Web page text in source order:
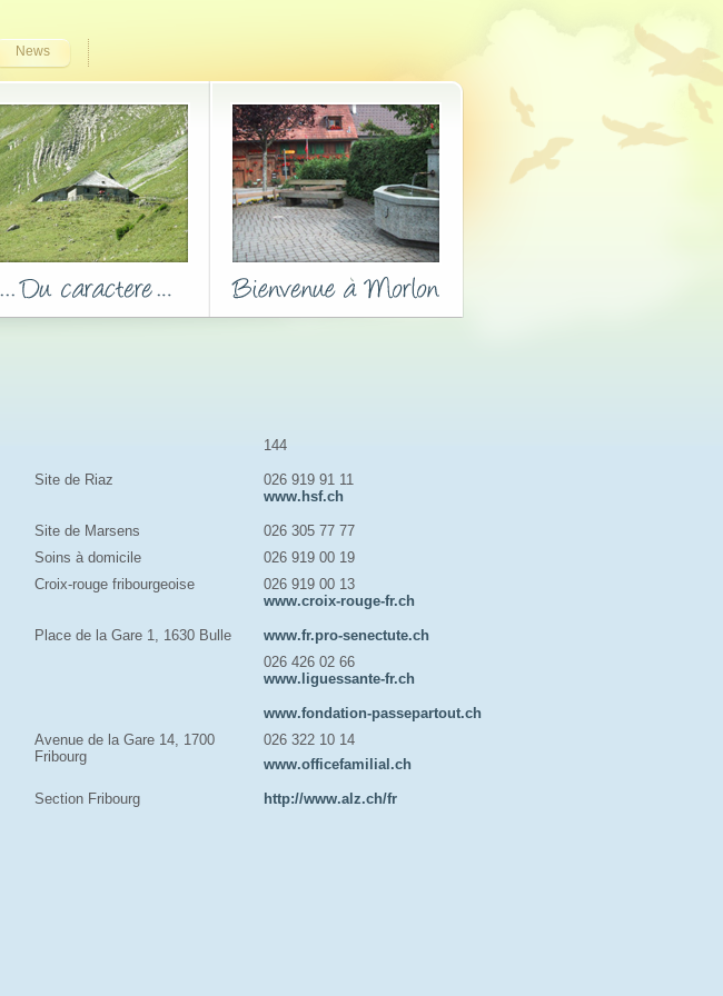
News
144
Site de Riaz
026 919 91 11
www.hsf.ch
Site de Marsens
026 305 77 77
Soins à domicile
026 919 00 19
Croix-rouge fribourgeoise
026 919 00 13
www.croix-rouge-fr.ch
Place de la Gare 1, 1630 Bulle
www.fr.pro-senectute.ch
026 426 02 66
www.liguessante-fr.ch
www.fondation-passepartout.ch
Avenue de la Gare 14, 1700
Fribourg
026 322 10 14
www.officefamilial.ch
Section Fribourg http://www.alz.ch/fr